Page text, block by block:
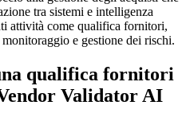
tra sistemi e intelligenza
attività come qualifica fornitori,
e gestione dei rischi.
qualifica fornitori
Validator AI